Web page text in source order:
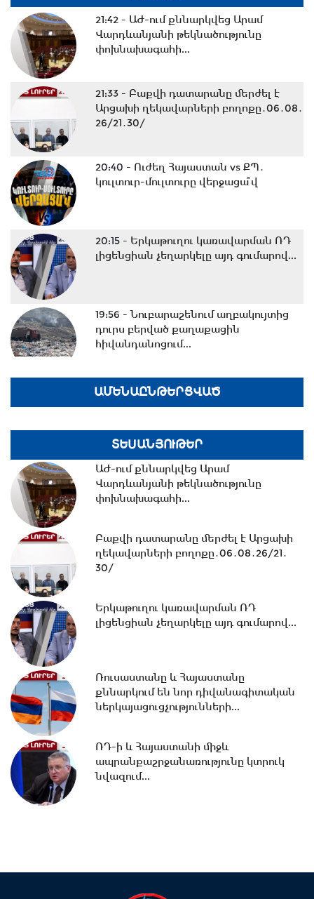
21:42 - ԱԺ-ում քննարկվեց Արամ
Վարդևանյանի թեկնածությունը
փոխնախագահի...
21:33 - Բաքվի դատարանը մերժել է
Արցախի ղեկավարների բողոքը․06․08․
26/21․30/
20:40 - Ուժեղ Հայաստան vs ՔՊ․
կուլտուր-մուլտուրը վերջացա՞վ
20:15 - Երկաթուղու կառավարման ՌԴ
լիցենցիան չեղարկելը այդ գումարով...
19:56 -Նուբարաշենում աղբակույտից
դուրս բերված քաղաքացին
հիվանդանոցում...
19:06 -Ռուբեն Ռուբինյանն ու
18:00 -Ազատ շփում Գնել Սարգսյանի
հետ | 06.08.2026
17:32 -Ռուսաստանը և Հայաստանը
քննարկում են նոր դիվանագիտական
ներկայացուցչությունների...
16:31 -Բացահայտվել է Գագիկ
Ծառուկյանի և Սեդրակ Առուստամյանի
16:08 -Փոխարժեքներ և տնտեսական
լուրեր 07.08.2026
15:37 -ՌԴ-ի և Հայաստանի միջև
ապրանքաշրջանառությունը կտրուկ
նվազում...
ԱՄԵՆԱԸՆԹԵՐՑՎԱԾ
ՏԵՍԱՆՅՈՒԹԵՐ
ԱԺ-ում քննարկվեց Արամ
Վարդևանյանի թեկնածությունը
փոխնախագահի...
Բաքվի դատարանը մերժել է Արցախի
ղեկավարների բողոքը․06․08․26/21․
30/
Երկաթուղու կառավարման ՌԴ
լիցենցիան չեղարկելը այդ գումարով...
Ռուսաստանը և Հայաստանը
քննարկում են նոր դիվանագիտական
ներկայացուցչությունների...
ՌԴ-ի և Հայաստանի միջև
ապրանքաշրջանառությունը կտրուկ
նվազում...